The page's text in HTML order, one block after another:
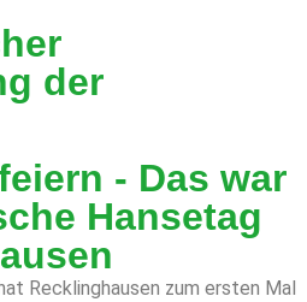
der
- Das war
Hansetag
Recklinghausen zum ersten Mal